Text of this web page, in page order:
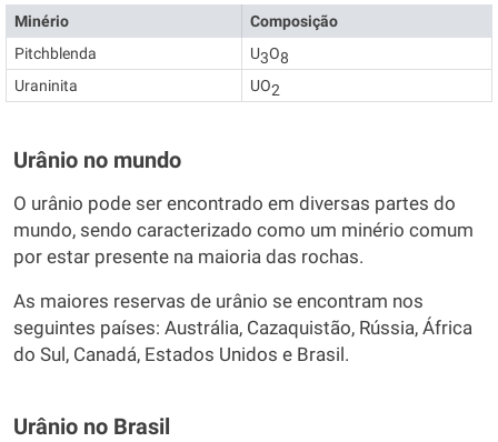
Minério
Composição
Pitchblenda
U3O8
Uraninita
UO2
Urânio no mundo
O urânio pode ser encontrado em diversas partes do
mundo, sendo caracterizado como um minério comum
por estar presente na maioria das rochas.
As maiores reservas de urânio se encontram nos
seguintes países: Austrália, Cazaquistão, Rússia, África
do Sul, Canadá, Estados Unidos e Brasil.
Urânio no Brasil